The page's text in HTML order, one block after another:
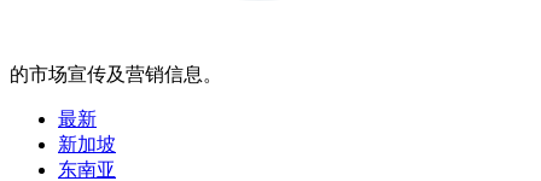
的市场宣传及营销信息。
最新
新加坡
东南亚